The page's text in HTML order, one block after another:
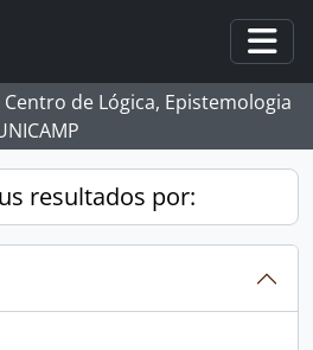
de Lógica, Epistemologia
resultados por: